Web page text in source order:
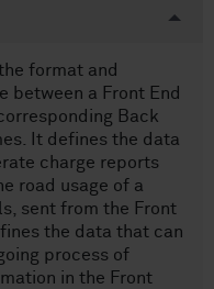
format and
between a Front End
Back
It defines the data
charge reports
road usage of a
sent from the Front
the data that can
process of
in the Front